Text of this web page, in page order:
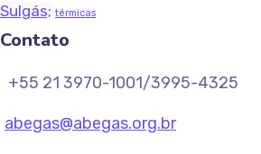
Sulgás; térmicas
Contato
+55 21 3970-1001/3995-4325
abegas@abegas.org.br